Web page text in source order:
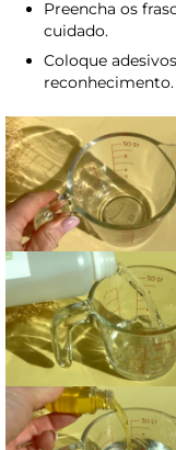
Preencha os
cuidado.
Coloque
reconhecimento.